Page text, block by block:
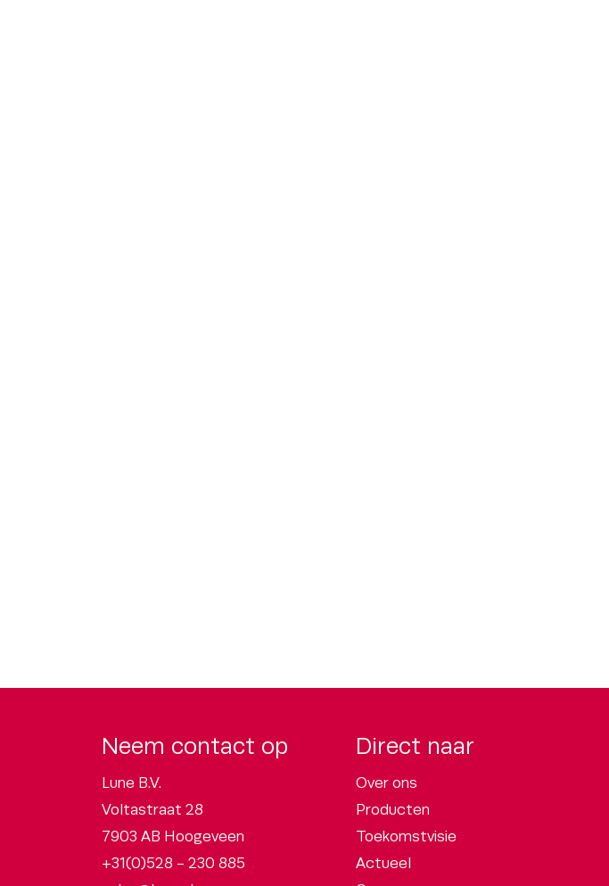
Neem contact op
Lune B.V.
Voltastraat 28
7903 AB Hoogeveen
+31(0)528 - 230 885
Direct naar
Over ons
Producten
Toekomstvisie
Actueel